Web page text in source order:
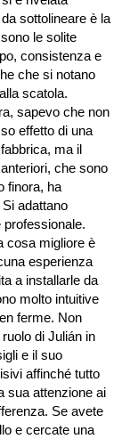
sottolineare è la
le solite
consistenza e
che si notano
scatola.
sapevo che non
effetto di una
ma il
che sono
finora, ha
adattano
professionale.
cosa migliore è
esperienza
a installarle da
molto intuitive
ferme. Non
di Julián in
e il suo
affinché tutto
sua attenzione ai
Se avete
e cercate una